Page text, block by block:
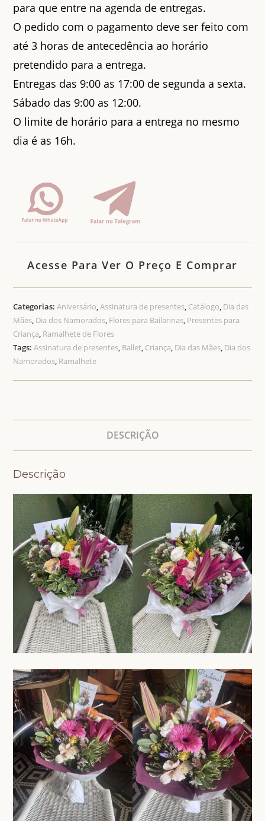
para que entre na agenda de entregas.
O pedido com o pagamento deve ser feito com
até 3 horas de antecedência ao horário
pretendido para a entrega.
Entregas das 9:00 as 17:00 de segunda a sexta.
Sábado das 9:00 as 12:00.
O limite de horário para a entrega no mesmo
dia é as 16h.
Acesse Para Ver O Preço E Comprar
Categorias:Aniversário,Assinatura de presentes, Catálogo, Dia das
Mães, Dia dos Namorados, Flores para Bailarinas, Presentes para
Criança, Ramalhete de Flores
Tags:Assinatura de presentes, Ballet, Criança, Dia das Mães, Dia dos
Namorados, Ramalhete
DESCRIÇÃO
Descrição